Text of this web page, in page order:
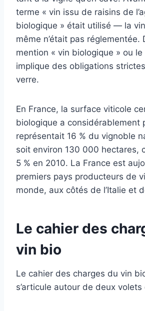
terme « vin issu de raisins de
biologique » était utilisé — la
même n’était pas réglementée.
mention « vin biologique » ou le
implique des obligations
verre.
En France, la surface viticole
biologique a considérablement
représentait 16 % du vignoble
soit environ 130 000 hectares,
5 % en 2010. La France est
premiers pays producteurs de
monde, aux côtés de l’Italie et
Le cahier des
vin bio
Le cahier des charges du vin
s’articule autour de deux